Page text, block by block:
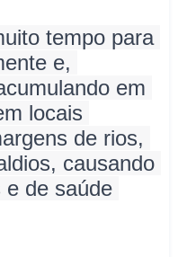
tempo para
e,
em
locais
de rios,
causando
e de saúde